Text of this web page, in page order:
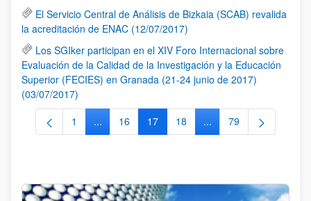
El Servicio Central de Análisis de Bizkaia (SCAB) revalida
la acreditación de ENAC (12/07/2017)
Los SGIker participan en el XIV Foro Internacional sobre
Evaluación de la Calidad de la Investigación y la Educación
Superior (FECIES) en Granada (21-24 junio de 2017)
(03/07/2017)
Página
1 ...Páginas intermedias Use TAB para desplazarse.
Página
16 Página
17 Página
18 ...Páginas intermedias
Página
79